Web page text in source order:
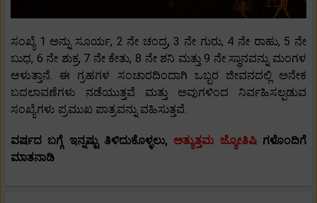
ಸಂಖ್ಯೆ 1 ಅನ್ನು ಸೂರ್ಯ, 2 ನೇ ಚಂದ್ರ, 3 ನೇ ಗುರು, 4 ನೇ ರಾಹು, 5 ನೇ
ಬುಧ, 6 ನೇ ಶುಕ್ರ, 7 ನೇ ಕೇತು, 8 ನೇ ಶನಿ ಮತ್ತು 9 ನೇ ಸ್ಥಾನವನ್ನು ಮಂಗಳ
ಆಳುತ್ತಾನೆ. ಈ ಗ್ರಹಗಳ ಸಂಚಾರದಿಂದಾಗಿ ಒಬ್ಬರ ಜೀವನದಲ್ಲಿ ಅನೇಕ
ಬದಲಾವಣೆಗಳು ನಡೆಯುತ್ತವೆ ಮತ್ತು ಅವುಗಳಿಂದ ನಿರ್ವಹಿಸಲ್ಪಡುವ
ಸಂಖ್ಯೆಗಳು ಪ್ರಮುಖ ಪಾತ್ರವನ್ನು ವಹಿಸುತ್ತವೆ.
ವರ್ಷದ ಬಗ್ಗೆ ಇನ್ನಷ್ಟು ತಿಳಿದುಕೊಳ್ಳಲು, ಅತ್ಯುತ್ತಮ ಜ್ಯೋತಿಷಿ ಗಳೊಂದಿಗೆ
ಮಾತನಾಡಿ